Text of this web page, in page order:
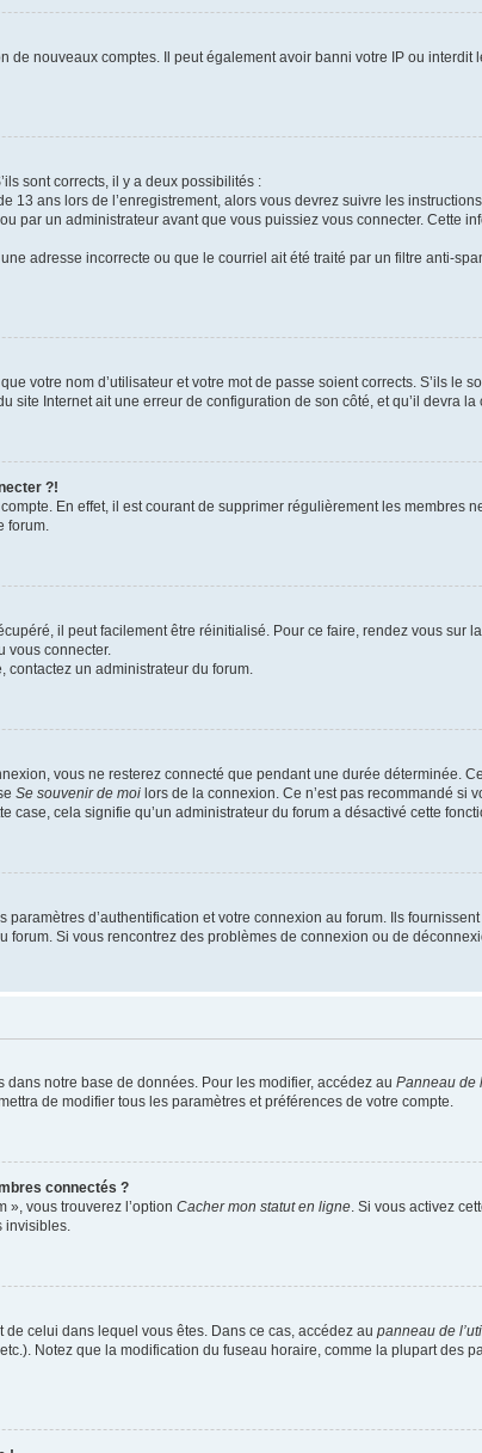
de nouveaux comptes. Il peut également avoir banni votre IP ou
sont corrects, il y a deux possibilités :
13 ans lors de l’enregistrement, alors vous devrez suivre les
par un administrateur avant que vous puissiez vous connecter. Cette
adresse incorrecte ou que le courriel ait été traité par un filtre anti-
votre nom d’utilisateur et votre mot de passe soient corrects. S’ils le
site Internet ait une erreur de configuration de son côté, et qu’il devra la
?!
En effet, il est courant de supprimer régulièrement les
forum.
il peut facilement être réinitialisé. Pour ce faire, rendez vous sur
vous connecter.
contactez un administrateur du forum.
vous ne resterez connecté que pendant une durée déterminée.
Se souvenir de moi lors de la connexion. Ce n’est pas recommandé
case, cela signifie qu’un administrateur du forum a désactivé cette
d’authentification et votre connexion au forum. Ils
Si vous rencontrez des problèmes de connexion ou de
notre base de données. Pour les modifier, accédez au Panneau de
de modifier tous les paramètres et préférences de votre compte.
connectés ?
», vous trouverez l’option Cacher mon statut en ligne. Si vous activez
invisibles.
de celui dans lequel vous êtes. Dans ce cas, accédez au panneau de
Notez que la modification du fuseau horaire, comme la plupart des